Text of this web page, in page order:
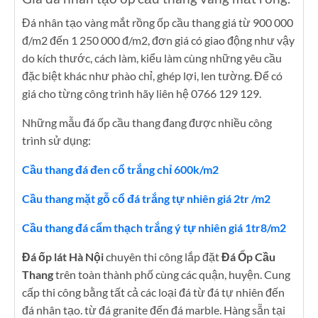
Đá nhân tạo vàng mắt rồng ốp cầu thang giá từ 900 000
đ/m2 đến 1 250 000 đ/m2, đơn giá có giao động như vậy
do kích thước, cách làm, kiểu làm cùng những yêu cầu
đặc biệt khác như phào chỉ, ghép lợi, len tường. Để có
giá cho từng công trình hãy liên hệ 0766 129 129.
Những mẫu đá ốp cầu thang đang được nhiều công
trình sử dụng:
Cầu thang đá đen cổ trắng chỉ 600k/m2
Cầu thang mặt gỗ cổ đá trắng tự nhiên giá 2tr /m2
Cầu thang đá cẩm thạch trắng ý tự nhiên giá 1tr8/m2
Đá ốp lát Hà Nộichuyên thi công lắp đặtĐá Ốp Cầu
Thangtrên toàn thành phố cùng các quận, huyện. Cung
cấp thi công bằng tất cả các loại đá từ đá tự nhiên đến
đá nhân tạo. từ đá granite đến đá marble. Hàng sẵn tại